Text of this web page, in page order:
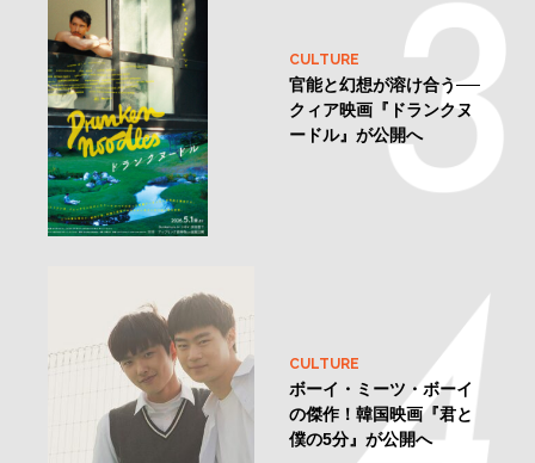
CULTURE
官能と幻想が溶け合う──
クィア映画『ドランクヌ
ードル』が公開へ
CULTURE
ボーイ・ミーツ・ボーイ
の傑作！韓国映画『君と
僕の5分』が公開へ